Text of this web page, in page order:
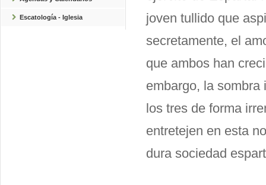
Escatología - Iglesia
joven tullido que
secretamente, el
que ambos han
embargo, la
los tres de forma
entretejen en esta
dura sociedad